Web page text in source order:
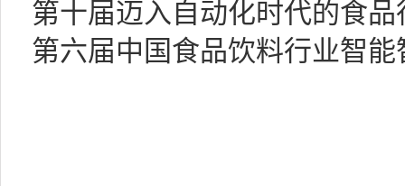
第十届迈入自动化时代的食
第六届中国食品饮料行业智